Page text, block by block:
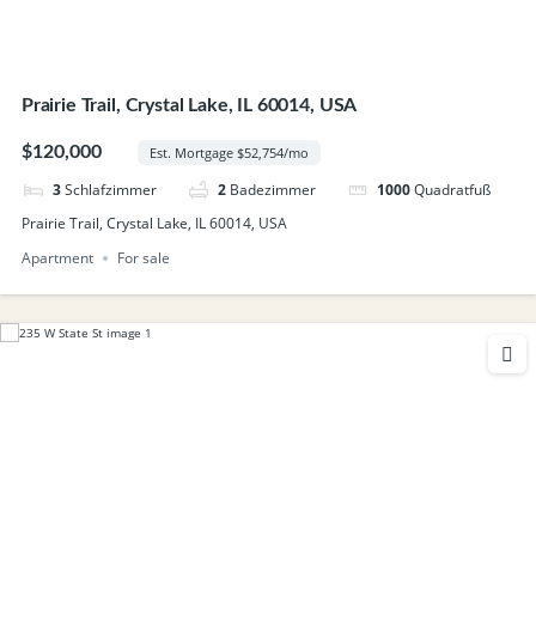
Prairie Trail, Crystal Lake, IL 60014, USA
$120,000 Est. Mortgage $52,754/mo
3Schlafzimmer 2 Badezimmer 1000Quadratfuß
Prairie Trail, Crystal Lake, IL 60014, USA
Apartment
For sale